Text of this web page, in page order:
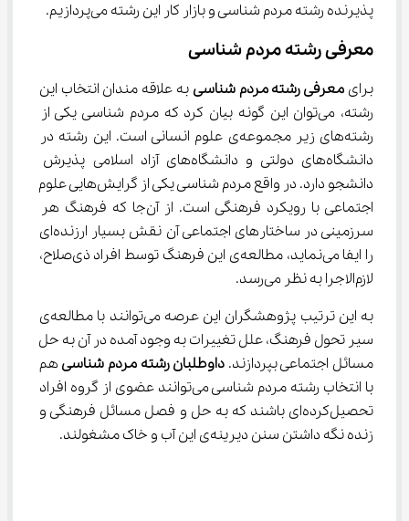
پذیرنده رشته مردم شناسی و بازار کار این رشته می‌پردازیم.
معرفی رشته مردم شناسی
برای معرفی رشته مردم شناسی به علاقه مندان انتخاب این
رشته، می‌توان این گونه بیان کرد که مردم شناسی یکی از
رشته‌های زیر مجموعه‌ی علوم انسانی است. این رشته در
دانشگاه‌های دولتی و دانشگاه‌های آزاد اسلامی پذیرش
دانشجو دارد. در واقع مردم شناسی یکی از گرایش‌هایی علوم
اجتماعی با رویکرد فرهنگی است. از آن‌جا که فرهنگ هر
سرزمینی در ساختار‌های اجتماعی آن نقش بسیار ارزنده‌ای
را ایفا می‌نماید، مطالعه‌ی این فرهنگ توسط افراد ذی‌صلاح،
لازم‌الاجرا به نظر می‌رسد.
به این ترتیب پژوهشگران این عرصه می‌توانند با مطالعه‌‌ی
سیر تحول فرهنگ، علل تغییرات به وجود آمده در آن به حل
مسائل اجتماعی بپردازند. داوطلبان رشته مردم شناسی هم
با انتخاب رشته مردم شناسی می‌توانند عضوی از گروه افراد
تحصیل‌کرده‌ای باشند که به حل و فصل مسائل فرهنگی و
زنده نگه داشتن سنن دیرینه‌ی این آب و خاک مشغولند.